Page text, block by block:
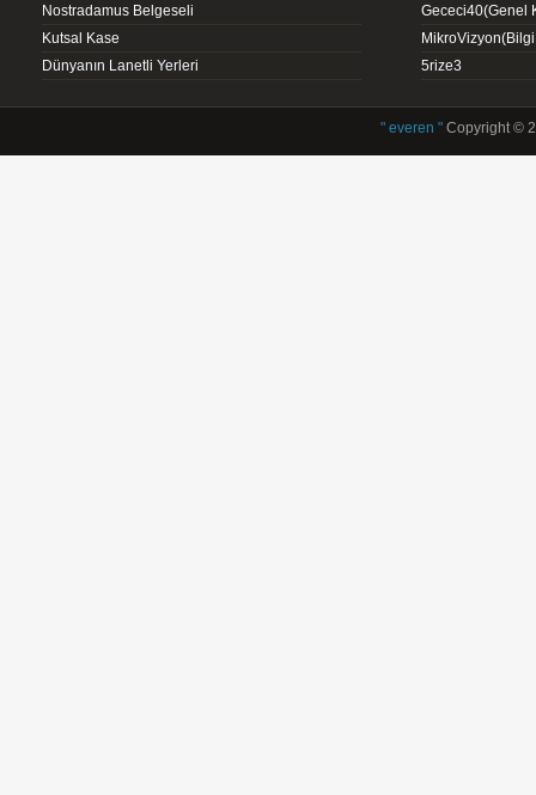
Nostradamus Belgeseli
Kutsal Kase
Dünyanın Lanetli Yerleri
Gececi40(Genel
5rize3
" everen "Copyright ©